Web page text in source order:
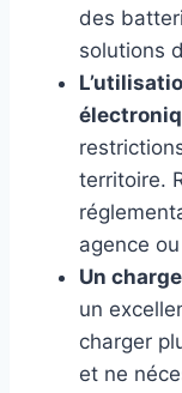
des
solutions
territoire.
agence
Un
un
charger
et ne